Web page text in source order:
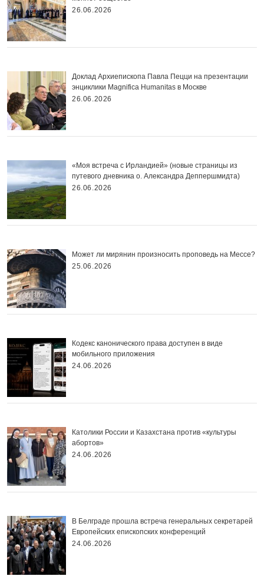
26.06.2026
Доклад Архиепископа Павла Пецци на презентации
энциклики Magnifica Нumanitas в Москве
26.06.2026
«Моя встреча с Ирландией» (новые страницы из
путевого дневника о. Александра Деппершмидта)
26.06.2026
Может ли мирянин произносить проповедь на Мессе?
25.06.2026
Кодекс канонического права доступен в виде
мобильного приложения
24.06.2026
Католики России и Казахстана против «культуры
абортов»
24.06.2026
В Белграде прошла встреча генеральных секретарей
Европейских епископских конференций
24.06.2026